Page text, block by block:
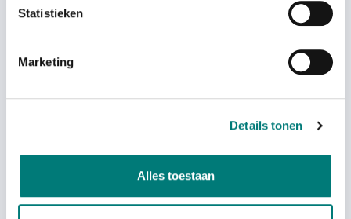
Statistieken
Marketing
Details tonen
Alles toestaan
Telecrane® stop button (red)